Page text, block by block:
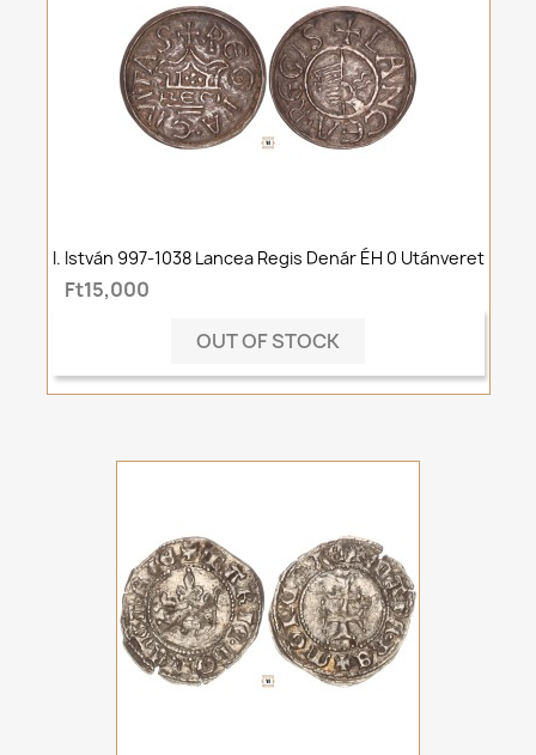
I. István 997-1038 Lancea Regis Denár ÉH 0 Utánveret
Ft15,000
OUT OF STOCK